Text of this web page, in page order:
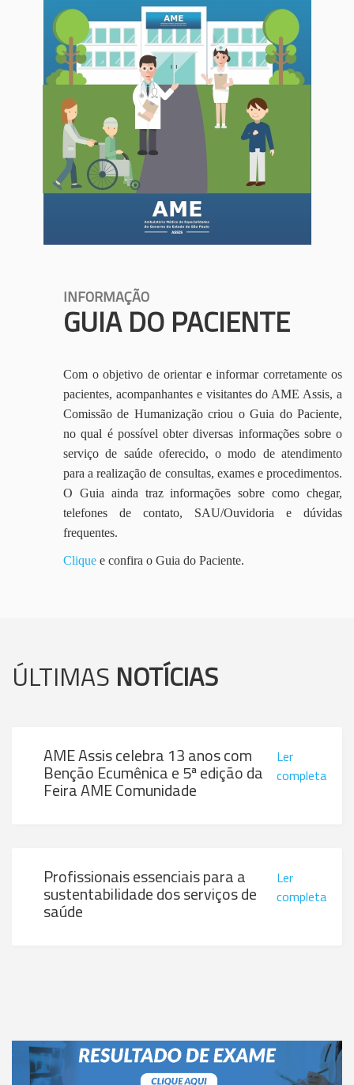
INFORMAÇÃO
GUIA DO PACIENTE
Com o objetivo de orientar e informar corretamente os
pacientes, acompanhantes e visitantes do AME Assis, a
Comissão de Humanização criou o Guia do Paciente,
no qual é possível obter diversas informações sobre o
serviço de saúde oferecido, o modo de atendimento
para a realização de consultas, exames e procedimentos.
O Guia ainda traz informações sobre como chegar,
telefones de contato, SAU/Ouvidoria e dúvidas
frequentes.
Clique e confira o Guia do Paciente.
ÚLTIMAS NOTÍCIAS
AME Assis celebra 13 anos com
Benção Ecumênica e 5ª edição da
Feira AME Comunidade
Ler
completa
Profissionais essenciais para a
sustentabilidade dos serviços de
saúde
Ler
completa